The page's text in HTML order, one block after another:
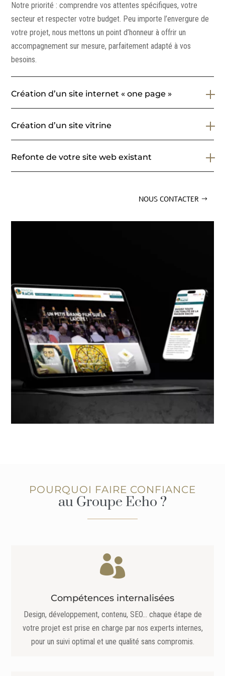
Notre priorité : comprendre vos attentes spécifiques, votre
secteur et respecter votre budget. Peu importe l’envergure de
votre projet, nous mettons un point d’honneur à offrir un
accompagnement sur mesure, parfaitement adapté à vos
besoins.
Création d’un site internet « one page »
Création d’un site vitrine
Refonte de votre site web existant
NOUS CONTACTER
POURQUOI FAIRE CONFIANCE
au Groupe Echo ?

Compétences internalisées
Design, développement, contenu, SEO… chaque étape de
votre projet est prise en charge par nos experts internes,
pour un suivi optimal et une qualité sans compromis.